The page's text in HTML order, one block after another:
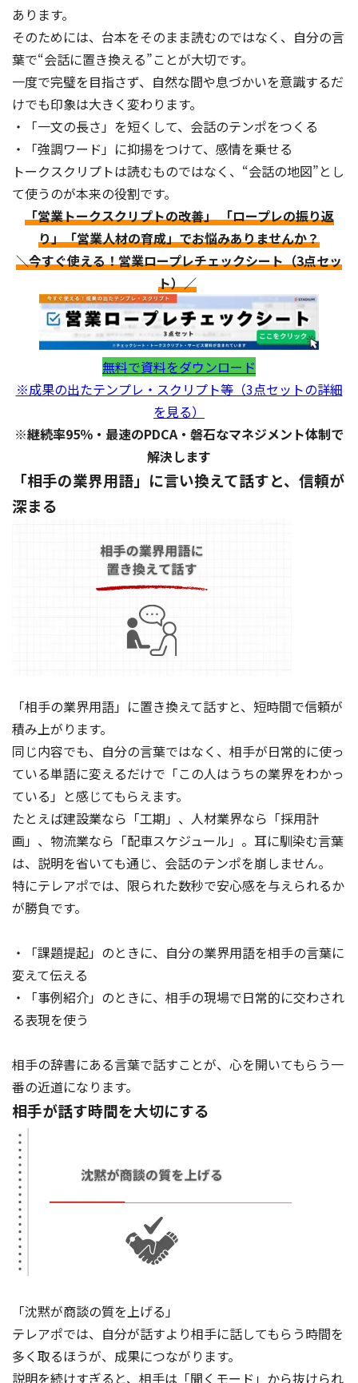
あります。
そのためには、台本をそのまま読むのではなく、自分の言
葉で“会話に置き換える”ことが大切です。
一度で完璧を目指さず、自然な間や息づかいを意識するだ
けでも印象は大きく変わります。
・「一文の長さ」を短くして、会話のテンポをつくる
・「強調ワード」に抑揚をつけて、感情を乗せる
トークスクリプトは読むものではなく、“会話の地図”とし
て使うのが本来の役割です。
「営業トークスクリプトの改善」 「ロープレの振り返
り」「営業人材の育成」でお悩みありませんか？
＼今すぐ使える！営業ロープレチェックシート（3点セッ
ト）／
無料で資料をダウンロード
※成果の出たテンプレ・スクリプト等（3点セットの詳細
を見る）
※継続率95％・最速のPDCA・磐石なマネジメント体制で
解決します
「相手の業界用語」に言い換えて話すと、信頼が
深まる
「相手の業界用語」に置き換えて話すと、短時間で信頼が
積み上がります。
同じ内容でも、自分の言葉ではなく、相手が日常的に使っ
ている単語に変えるだけで「この人はうちの業界をわかっ
ている」と感じてもらえます。
たとえば建設業なら「工期」、人材業界なら「採用計
画」、物流業なら「配車スケジュール」。耳に馴染む言葉
は、説明を省いても通じ、会話のテンポを崩しません。
特にテレアポでは、限られた数秒で安心感を与えられるか
が勝負です。
・「課題提起」のときに、自分の業界用語を相手の言葉に
変えて伝える
・「事例紹介」のときに、相手の現場で日常的に交わされ
る表現を使う
相手の辞書にある言葉で話すことが、心を開いてもらう一
番の近道になります。
相手が話す時間を大切にする
「沈黙が商談の質を上げる」
テレアポでは、自分が話すより相手に話してもらう時間を
多く取るほうが、成果につながります。
説明を続けすぎると、相手は「聞くモード」から抜けられ